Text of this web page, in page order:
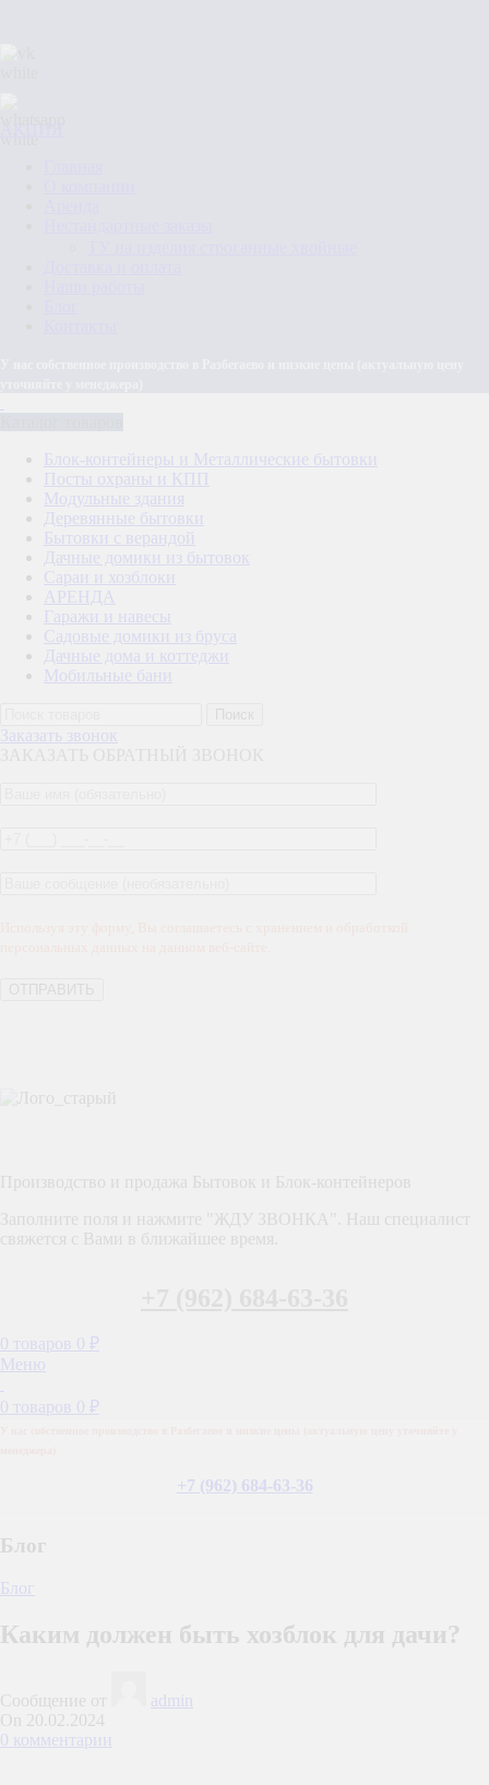
Блок-контейнеры и Металлические бытовки
Посты охраны и КПП
Модульные здания
Деревянные бытовки
Бытовки с верандой
Дачные домики из бытовок
Сараи и хозблоки
АРЕНДА
Гаражи и навесы
Садовые домики из бруса
Дачные дома и коттеджи
Мобильные бани
Заказать звонок
Производство и продажа Бытовок и Блок-контейнеров
Заполните поля и нажмите "ЖДУ ЗВОНКА". Наш специалист
свяжется с Вами в ближайшее время.
0 товаров 0 ₽
Меню
0 товаров 0 ₽
+7 (962) 684-63-36
Блог
Блог
Каким должен быть хозблок для дачи?
Сообщение от
admin
On 20.02.2024
0 комментарии